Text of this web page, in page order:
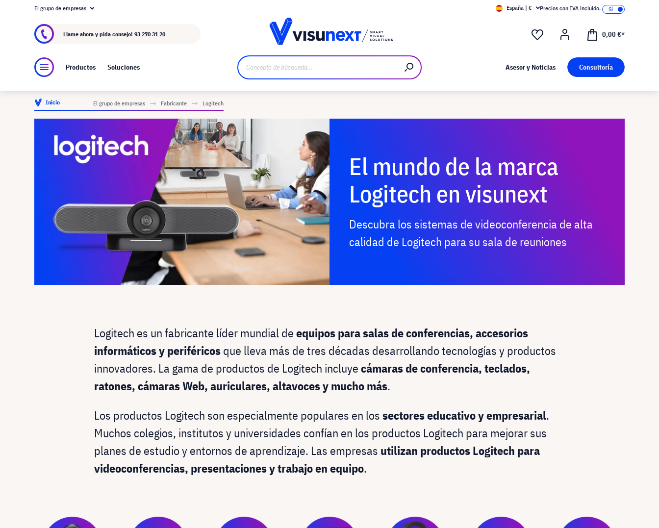
Acerca de visunext.es
El grupo de empresas España | € Precios con IVA incluido.
Llame ahora y pida consejo! 93 270 31 20 0,00 €*
Productos Soluciones Asesor y Noticias Consultoría
Inicio El grupo de empresas Fabricante Logitech
El mundo de la marca
Logitech en visunext
Descubra los sistemas de videoconferencia de alta
calidad de Logitech para su sala de reuniones
Logitech es un fabricante líder mundial deequipos para salas de conferencias, accesorios
informáticos y periféricosque lleva más de tres décadas desarrollando tecnologías y productos
innovadores. La gama de productos de Logitech incluyecámaras de conferencia, teclados,
ratones, cámaras Web, auriculares, altavoces y mucho más.
Los productos Logitech son especialmente populares en lossectores educativo y empresarial.
Muchos colegios, institutos y universidades confían en los productos Logitech para mejorar sus
planes de estudio y entornos de aprendizaje. Las empresas utilizan productos Logitech para
videoconferencias, presentaciones y trabajo en equipo.